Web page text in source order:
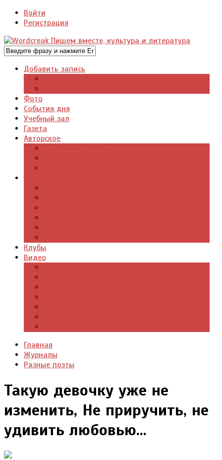
Войти
Регистрация
Добавить запись
Фото
События дня
Учебный зал
Газета
Авторское
Клубы
Видео
Главная
Журналы
Разные поэты
Такую девочку уже не
изменить, Не приручить, не
удивить любовью...